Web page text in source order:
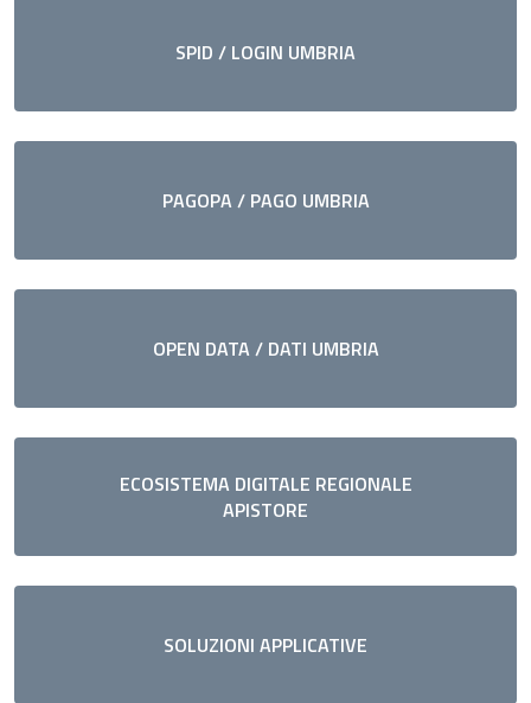
SPID / LOGIN UMBRIA
PAGOPA / PAGO UMBRIA
OPEN DATA / DATI UMBRIA
ECOSISTEMA DIGITALE REGIONALE
APISTORE
SOLUZIONI APPLICATIVE